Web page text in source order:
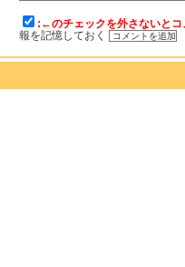
:←のチェックを外さないと
報を記憶しておく